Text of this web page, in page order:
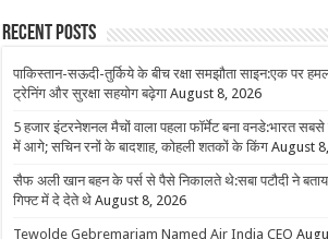
Recent Posts
पाकिस्तान-सऊदी-तुर्किये के बीच रक्षा समझौता साइन:एक पर
ट्रेनिंग और सुरक्षा सहयोग बढ़ेगा August 8, 2026
5 हजार इंटरनेशनल मैचों वाला पहला फॉर्मेट बना वनडे:भारत
में आगे; सचिन रनों के बादशाह, कोहली शतकों के किंग August
सैफ अली खान बहन के पर्स से पैसे निकालते थे:सबा पटौदी ने
गिफ्ट में दे देते थे August 8, 2026
Tewolde Gebremariam Named Air India CEO